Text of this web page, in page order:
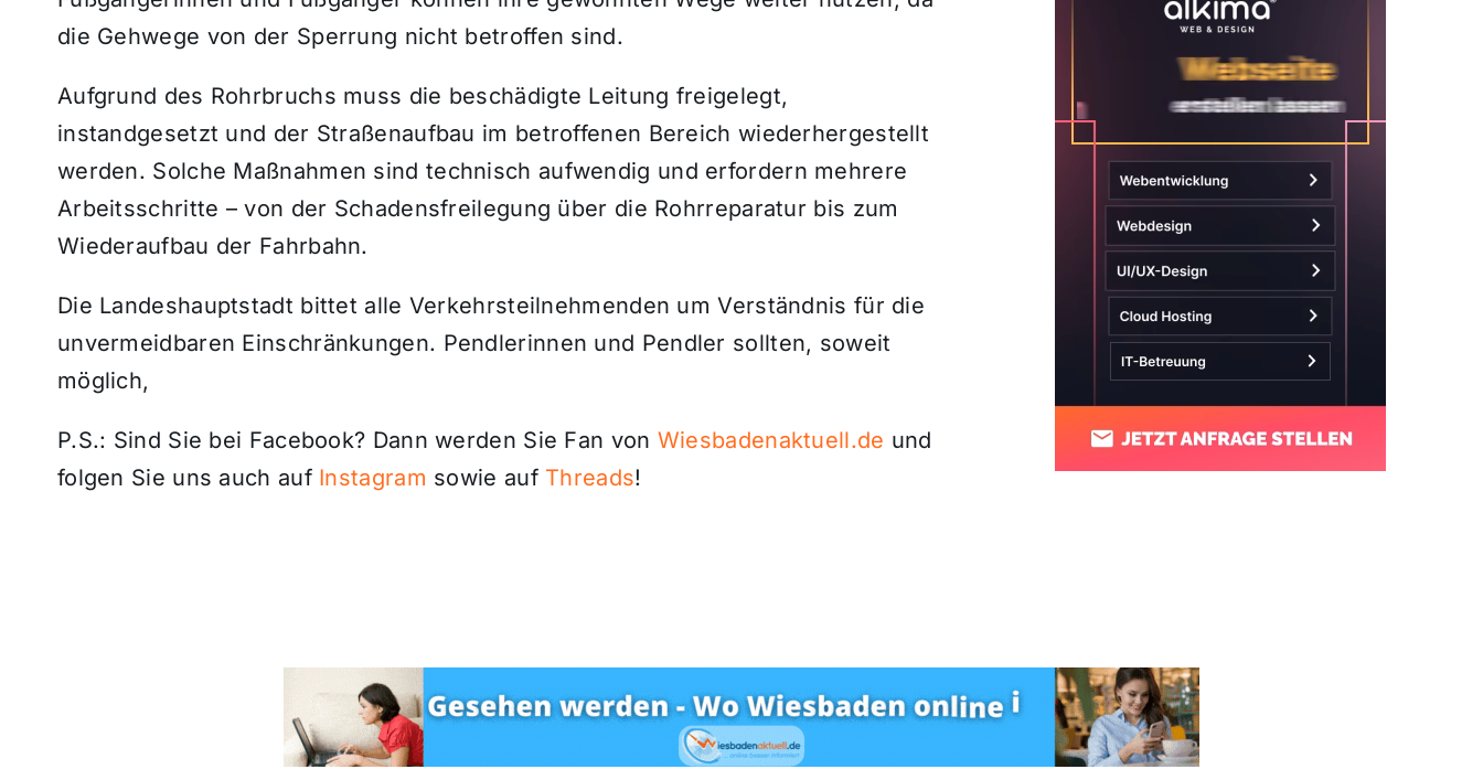
die Gehwege von der Sperrung nicht betroffen sind.
Aufgrund des Rohrbruchs muss die beschädigte Leitung freigelegt,
instandgesetzt und der Straßenaufbau im betroffenen Bereich wiederhergestellt
werden. Solche Maßnahmen sind technisch aufwendig und erfordern mehrere
Arbeitsschritte – von der Schadensfreilegung über die Rohrreparatur bis zum
Wiederaufbau der Fahrbahn.
Die Landeshauptstadt bittet alle Verkehrsteilnehmenden um Verständnis für die
unvermeidbaren Einschränkungen. Pendlerinnen und Pendler sollten, soweit
möglich,
P.S.: Sind Sie bei Facebook? Dann werden Sie Fan von Wiesbadenaktuell.de und
folgen Sie uns auch auf Instagram sowie auf Threads!